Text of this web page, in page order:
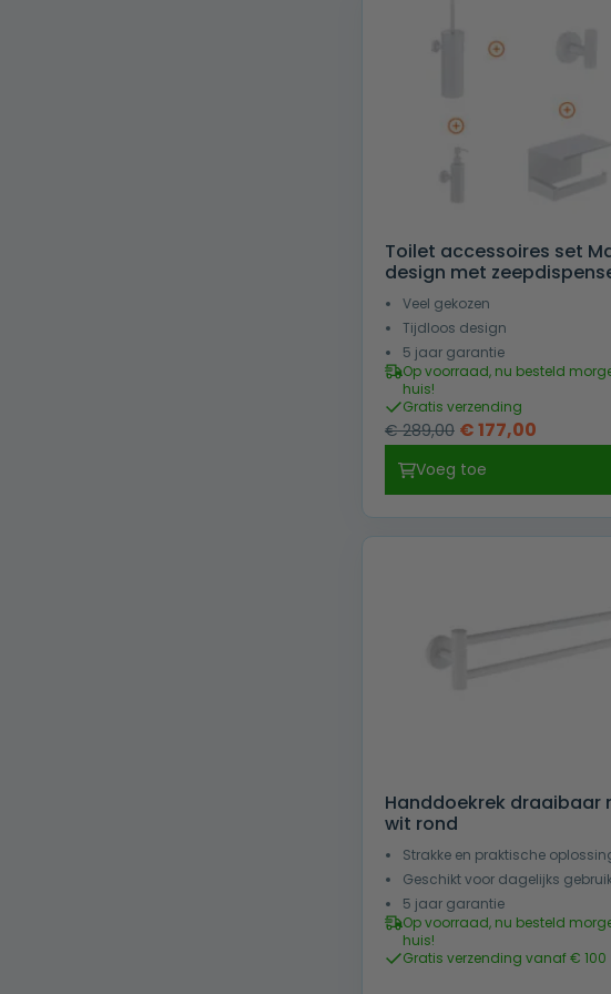
Toilet accessoires set
design met
Veel gekozen
Tijdloos design
5 jaar garantie
Op voorraad, nu besteld
huis!
Gratis verzending
€289,00 Oorspronkelijke
€ 289,00.
€177,00Huidige
€ 177,00.
Voeg toe
Handdoekrek draaibaar
wit rond
Strakke en praktische
Geschikt voor dagelijks
5 jaar garantie
Op voorraad, nu besteld
huis!
Gratis verzending vanaf € 100